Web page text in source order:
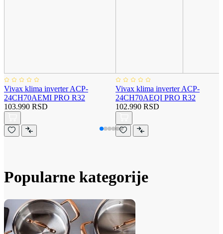
Vivax klima inverter ACP-
24CH70AEMI PRO R32
103.990 RSD
Vivax klima inverter ACP-
24CH70AEQI PRO R32
102.990 RSD
Popularne kategorije